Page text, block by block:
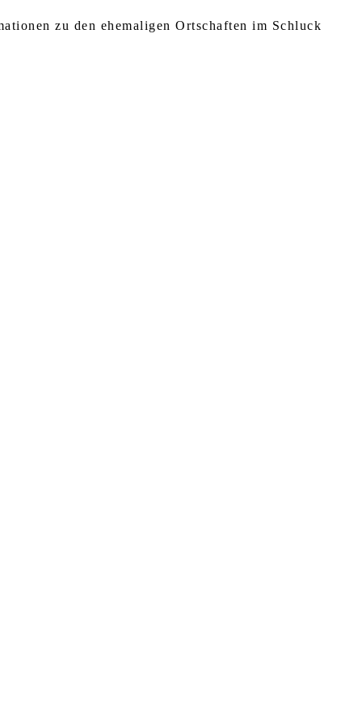
zu den ehemaligen Ortschaften im Schluck